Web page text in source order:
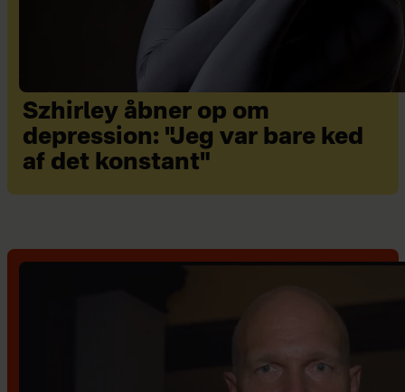
Szhirley åbner op om
depression: "Jeg var bare ked
af det konstant"